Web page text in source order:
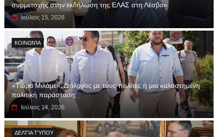
συμμετοχής στην εκδήλωση της ΕΛΑΣ στη Λέσβο»
Ιούλιος 15, 2026
ΚΟΙΝΩΝΊΑ
«Τώρα Μιλάμε»: Διάλογος με τους πολίτες ή μια καλοστημένη
πολιτική παράσταση;
Ιούλιος 14, 2026
ΔΕΛΤΊΑ ΤΎΠΟΥ